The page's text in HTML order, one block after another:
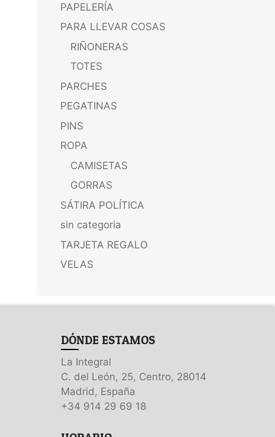
PAPELERÍA
PARA LLEVAR COSAS
RIÑONERAS
TOTES
PARCHES
PEGATINAS
PINS
ROPA
CAMISETAS
GORRAS
SÁTIRA POLÍTICA
sin categoria
TARJETA REGALO
VELAS
DÓNDE ESTAMOS
La Integral
C. del León, 25, Centro, 28014
Madrid, España
+34 914 29 69 18